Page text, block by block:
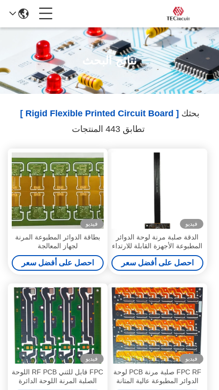
نتائج البحث
بحثك [ Rigid Flexible Printed Circuit Board ]
تطابق 443 المنتجات
فيديو
الدقة صلبة مرنة لوحة الدوائر
المطبوعة الأجهزة القابلة للارتداء
الصلبة المرنة للوحة PCB
احصل على أفضل سعر
فيديو
بطاقة الدوائر المطبوعة المرنة
لجهاز المعالجة
احصل على أفضل سعر
فيديو
FPC RF صلبة مرنة PCB لوحة
الدوائر المطبوعة عالية المتانة
فيديو
FPC قابل للثني RF PCB اللوحة
الصلبة المرنة اللوحة الدائرة